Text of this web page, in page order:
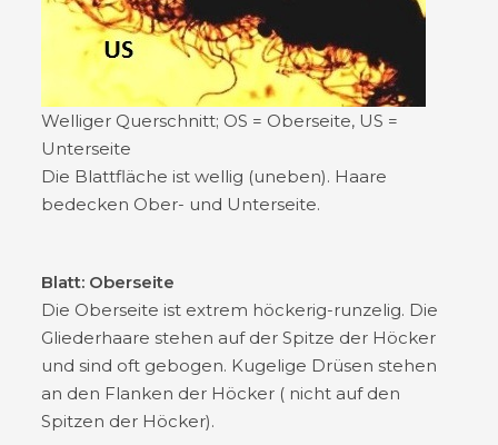
Welliger Querschnitt; OS = Oberseite, US =
Unterseite
Die Blattfläche ist wellig (uneben). Haare
bedecken Ober- und Unterseite.
Blatt: Oberseite
Die Oberseite ist extrem höckerig-runzelig. Die
Gliederhaare stehen auf der Spitze der Höcker
und sind oft gebogen. Kugelige Drüsen stehen
an den Flanken der Höcker ( nicht auf den
Spitzen der Höcker).